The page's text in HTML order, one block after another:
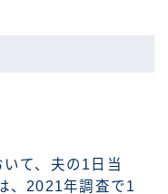
て、夫の1日当
、2021年調査で1